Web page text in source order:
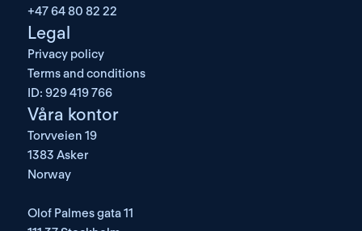
+47 64 80 82 22
Legal
Privacy policy
Terms and conditions
ID: 929 419 766
Våra kontor
Torvveien 19
1383 Asker
Norway
Olof Palmes gata 11